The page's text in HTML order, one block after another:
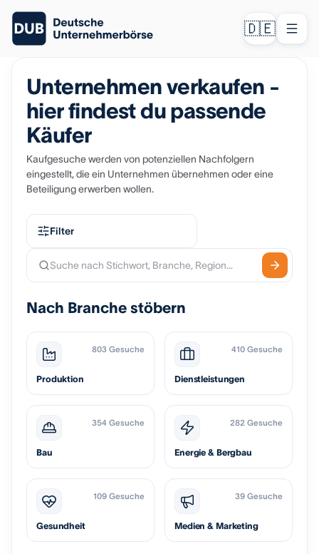
🇩🇪
Unternehmen verkaufen -
hier findest du passende
Käufer
Kaufgesuche werden von potenziellen Nachfolgern
eingestellt, die ein Unternehmen übernehmen oder eine
Beteiligung erwerben wollen.
Filter
Nach Branche stöbern
803 Gesuche
Produktion
410 Gesuche
Dienstleistungen
354 Gesuche
Bau
282 Gesuche
Energie & Bergbau
109 Gesuche
Gesundheit
39 Gesuche
Medien & Marketing